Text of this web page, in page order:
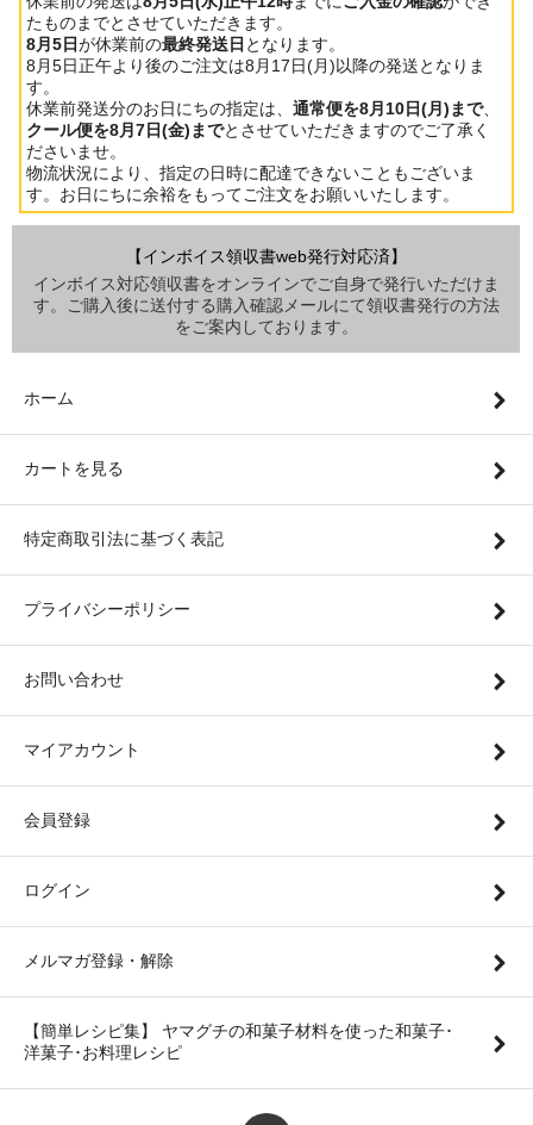
たものまでとさせていただきます。
8月5日が休業前の最終発送日 となります。
8月5日正午より後のご注文は8月17日(月)以降の発送となりま
す。
休業前発送分のお日にちの指定は、通常便を8月10日(月)まで、
クール便を8月7日(金)までとさせていただきますのでご了承く
ださいませ。
物流状況により、指定の日時に配達できないこともございま
す。お日にちに余裕をもってご注文をお願いいたします。
【インボイス領収書web発行対応済】
インボイス対応領収書をオンラインでご自身で発行いただけま
す。ご購入後に送付する購入確認メールにて領収書発行の方法
をご案内しております。
ホーム
カートを見る
特定商取引法に基づく表記
プライバシーポリシー
お問い合わせ
マイアカウント
会員登録
ログイン
メルマガ登録・解除
【簡単レシピ集】 ヤマグチの和菓子材料を使った和菓子･
洋菓子･お料理レシピ